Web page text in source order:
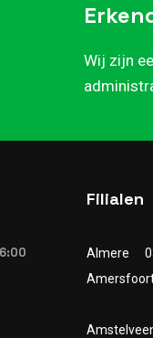
Wij zijn
Filialen
Almere